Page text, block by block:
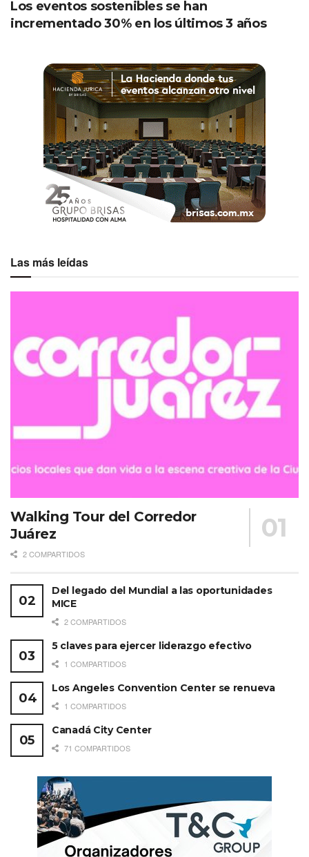
Los eventos sostenibles se han
incrementado 30% en los últimos 3 años
Las más leídas
Walking Tour del Corredor
Juárez
2 COMPARTIDOS
Del legado del Mundial a las oportunidades
MICE
2 COMPARTIDOS
5 claves para ejercer liderazgo efectivo
1 COMPARTIDOS
Los Angeles Convention Center se renueva
1 COMPARTIDOS
Canadá City Center
71 COMPARTIDOS